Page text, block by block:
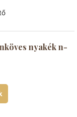
nyakék n-